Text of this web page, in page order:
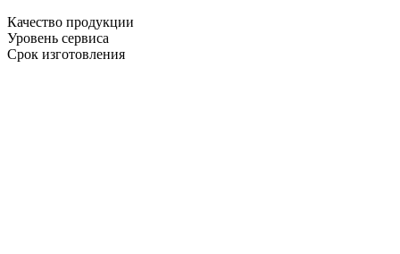
Качество продукции
Уровень сервиса
Срок изготовления